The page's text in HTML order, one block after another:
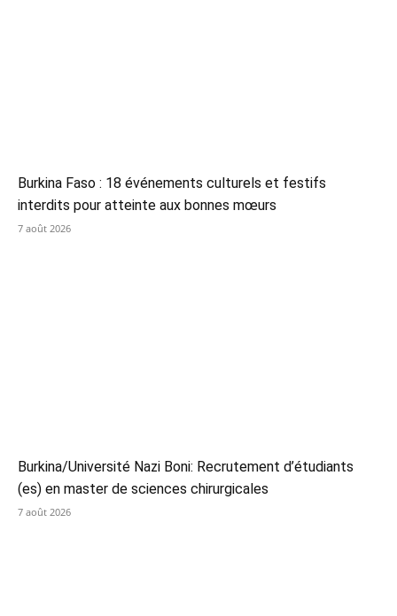
Burkina Faso : 18 événements culturels et festifs
interdits pour atteinte aux bonnes mœurs
7 août 2026
Burkina/Université Nazi Boni: Recrutement d’étudiants
(es) en master de sciences chirurgicales
7 août 2026